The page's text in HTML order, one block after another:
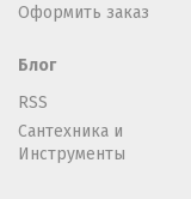
Оформить заказ
Блог
RSS
Сантехника и
Инструменты